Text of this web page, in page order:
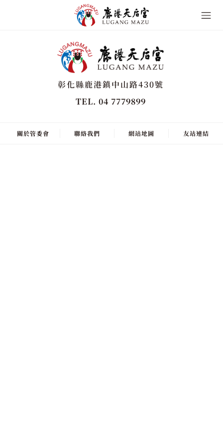
彰化縣鹿港鎮中山路430號
TEL. 04 7779899
關於管委會 聯絡我們 網站地圖 友站連結